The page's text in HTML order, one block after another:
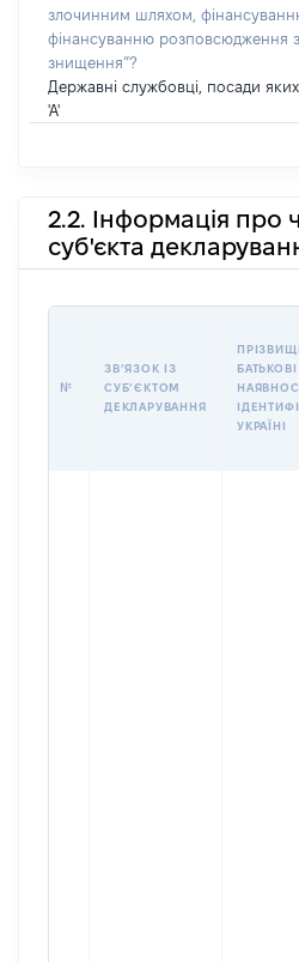
злочинним шляхом,
фінансуванню розповсюдження
знищення”?
Державні службовці, посади
'А'
2.2. Інформація про
суб'єкта
№
ЗВʼЯЗОК ІЗ
СУБʼЄКТОМ
ДЕКЛАРУВАННЯ
УКРАЇНІ